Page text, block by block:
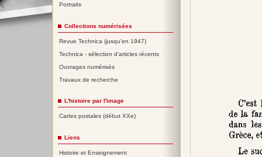
Portraits
Collections numérisées
Revue Technica (jusqu'en 1947)
Technica - sélection d'articles récents
Ouvrages numérisés
Travaux de recherche
L'histoire par l'image
Cartes postales (début XXe)
Liens
Histoire et Enseignement